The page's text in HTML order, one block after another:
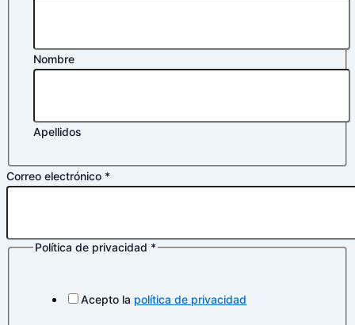
Nombre
Apellidos
Correo electrónico *
electrónicoPolítica de privacidad *
Acepto la política de privacidad